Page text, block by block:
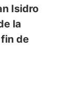
Isidro
la
de